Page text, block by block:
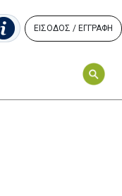
ΕΙΣΟΔΟΣ / ΕΓΓΡΑΦΗ